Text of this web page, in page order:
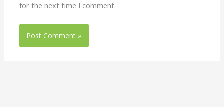
for the next time I comment.